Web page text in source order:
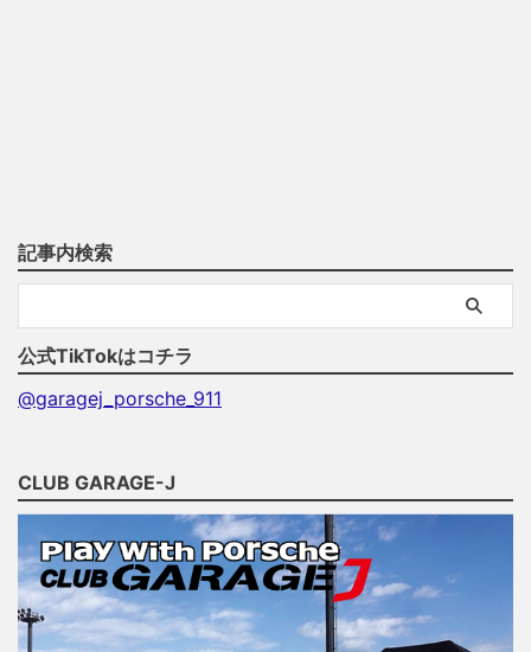
記事内検索
公式TikTokはコチラ
@garagej_porsche_911
CLUB GARAGE-J